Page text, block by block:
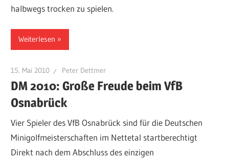
halbwegs trocken zu spielen.
Weiterlesen
15. Mai 2010 Peter Dettmer
DM 2010: Große Freude beim VfB
Osnabrück
Vier Spieler des VfB Osnabrück sind für die Deutschen
Minigolfmeisterschaften im Nettetal startberechtigt
Direkt nach dem Abschluss des einzigen